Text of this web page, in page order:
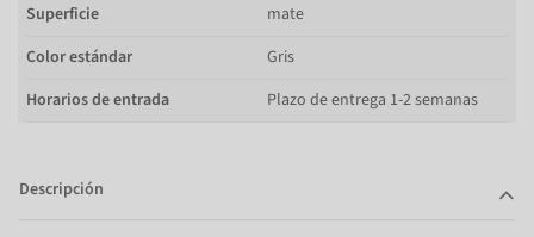
Superficie
mate
Color estándar
Gris
Horarios de entrada
Plazo de entrega 1-2 semanas
Descripción